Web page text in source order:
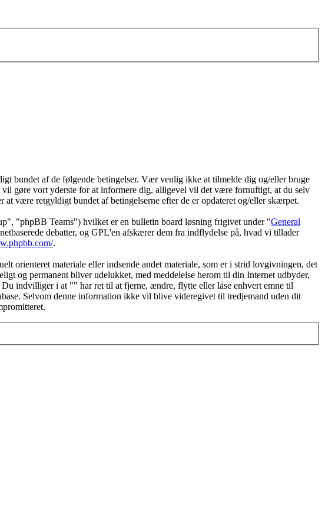
af de følgende betingelser. Vær venlig ikke at tilmelde dig og/eller bruge
gøre vort yderste for at informere dig, alligevel vil det være fornuftigt, at du selv
være retgyldigt bundet af betingelserne efter de er opdateret og/eller skærpet.
"phpBB Teams") hvilket er en bulletin board løsning frigivet under "General
debatter, og GPL'en afskærer dem fra indflydelse på, hvad vi tillader
.
orienteret materiale eller indsende andet materiale, som er i strid lovgivningen, det
og permanent bliver udelukket, med meddelelse herom til din Internet udbyder,
indvilliger i at "" har ret til at fjerne, ændre, flytte eller låse enhvert emne til
Selvom denne information ikke vil blive videregivet til tredjemand uden dit